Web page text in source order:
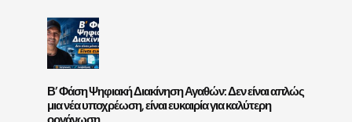
Β’ Φάση Ψηφιακή Διακίνηση Αγαθών: Δεν είναι απλώς
μια νέα υποχρέωση, είναι ευκαιρία για καλύτερη